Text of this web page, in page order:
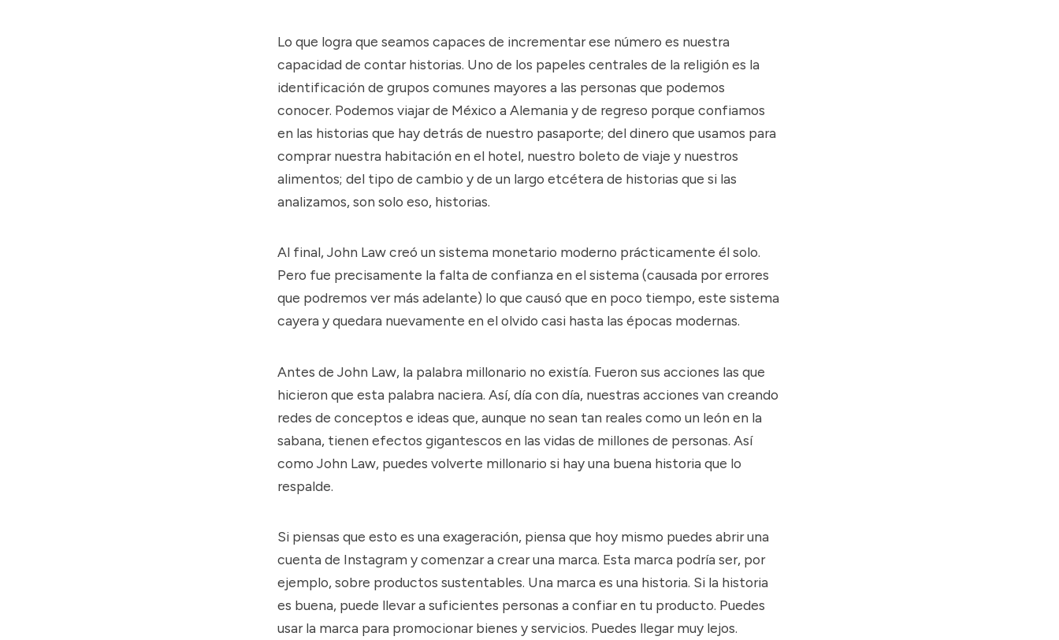
Lo que logra que seamos capaces de incrementar ese número es nuestra
capacidad de contar historias. Uno de los papeles centrales de la religión es la
identificación de grupos comunes mayores a las personas que podemos
conocer. Podemos viajar de México a Alemania y de regreso porque confiamos
en las historias que hay detrás de nuestro pasaporte; del dinero que usamos para
comprar nuestra habitación en el hotel, nuestro boleto de viaje y nuestros
alimentos; del tipo de cambio y de un largo etcétera de historias que si las
analizamos, son solo eso, historias.
Al final, John Law creó un sistema monetario moderno prácticamente él solo.
Pero fue precisamente la falta de confianza en el sistema (causada por errores
que podremos ver más adelante) lo que causó que en poco tiempo, este sistema
cayera y quedara nuevamente en el olvido casi hasta las épocas modernas.
Antes de John Law, la palabra millonario no existía. Fueron sus acciones las que
hicieron que esta palabra naciera. Así, día con día, nuestras acciones van creando
redes de conceptos e ideas que, aunque no sean tan reales como un león en la
sabana, tienen efectos gigantescos en las vidas de millones de personas. Así
como John Law, puedes volverte millonario si hay una buena historia que lo
respalde.
Si piensas que esto es una exageración, piensa que hoy mismo puedes abrir una
cuenta de Instagram y comenzar a crear una marca. Esta marca podría ser, por
ejemplo, sobre productos sustentables. Una marca es una historia. Si la historia
es buena, puede llevar a suficientes personas a confiar en tu producto. Puedes
usar la marca para promocionar bienes y servicios. Puedes llegar muy lejos.